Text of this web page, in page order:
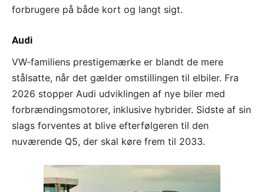
forbrugere på både kort og langt sigt.
Audi
VW-familiens prestigemærke er blandt de mere
stålsatte, når det gælder omstillingen til elbiler. Fra
2026 stopper Audi udviklingen af nye biler med
forbrændingsmotorer, inklusive hybrider. Sidste af sin
slags forventes at blive efterfølgeren til den
nuværende Q5, der skal køre frem til 2033.